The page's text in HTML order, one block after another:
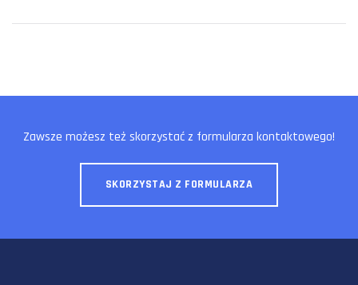
Zawsze możesz też skorzystać z formularza kontaktowego!
SKORZYSTAJ Z FORMULARZA